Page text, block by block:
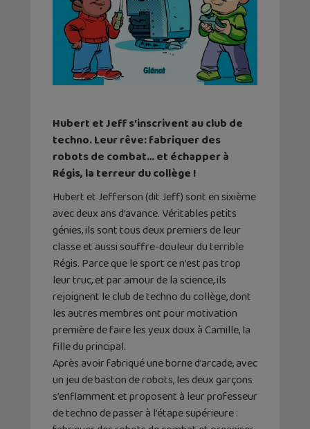
Hubert et Jeff s’inscrivent au club de
techno. Leur rêve: fabriquer des
robots de combat… et échapper à
Régis, la terreur du collège !
Hubert et Jefferson (dit Jeff) sont en sixième
avec deux ans d’avance. Véritables petits
génies, ils sont tous deux premiers de leur
classe et aussi souffre-douleur du terrible
Régis. Parce que le sport ce n’est pas trop
leur truc, et par amour de la science, ils
rejoignent le club de techno du collège, dont
les autres membres ont pour motivation
première de faire les yeux doux à Camille, la
fille du principal.
Après avoir fabriqué une borne d’arcade, avec
un jeu de baston de robots, les deux garçons
s’enflamment et proposent à leur professeur
de techno de passer à l’étape supérieure :